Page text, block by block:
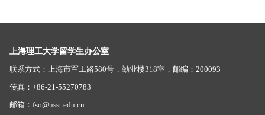
上海理工大学留学生办公室
联系方式：上海市军工路580号，勤业楼318室，邮编：200093
传真：+86-21-55270783
邮箱：fso@usst.edu.cn